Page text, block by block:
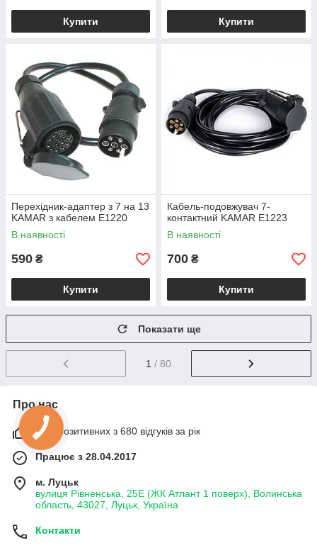
Купити Купити
Перехідник-адаптер з 7 на 13
KAMAR з кабелем E1220
В наявності
590 ₴
Купити
Кабель-подовжувач 7-
контактний KAMAR E1223
В наявності
700 ₴
Купити
Показати ще
1 / 80
Про нас
95% позитивних з 680 відгуків за рік
Працює з 28.04.2017
м. Луцьк
вулиця Рівненська, 25Е (ЖК Атлант 1 поверх), Волинська
область, 43027, Луцьк, Україна
Контакти